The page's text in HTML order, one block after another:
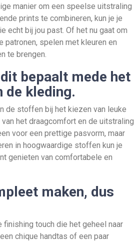
manier om een speelse uitstraling
prints te combineren, kun je je
echt bij jou past. Of het nu gaat om
patronen, spelen met kleuren en
te brengen.
bepaalt mede het
de kleding.
de stoffen bij het kiezen van leuke
het draagcomfort en de uitstraling
voor een prettige pasvorm, maar
in hoogwaardige stoffen kun je
genieten van comfortabele en
maken, dus
touch die het geheel naar
chique handtas of een paar